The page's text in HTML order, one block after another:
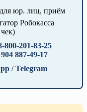
юр. лиц, приём
Робокасса
800-201-83-25
887-49-17
/Telegram